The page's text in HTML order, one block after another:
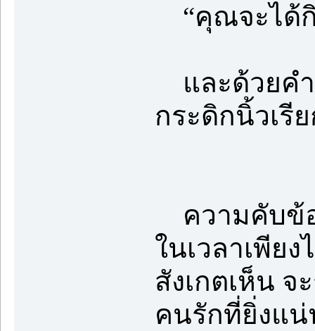
“คุณจะได้
และด้วยคำ
กระดิกนิ้วเรี
ความคับข้อ
ในเวลาเพีย
สังเกตเห็น
คนรักที่ยิ่งแ